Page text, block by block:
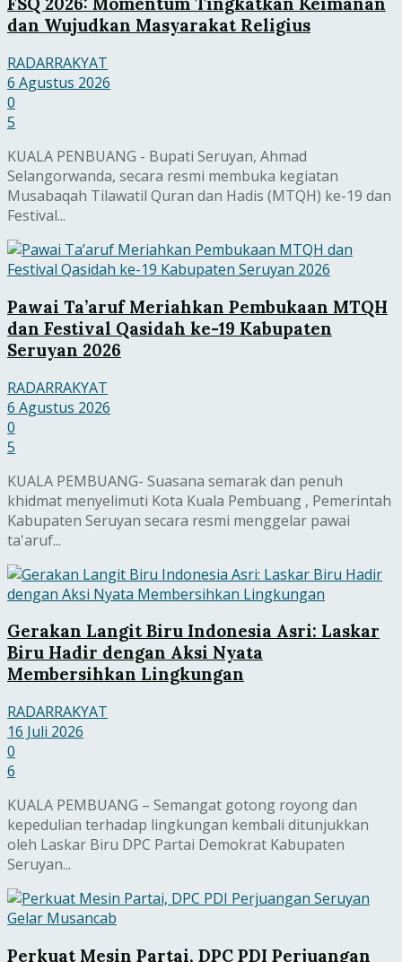
dan Wujudkan Masyarakat Religius
RADARRAKYAT
6 Agustus 2026
0
5
KUALA PENBUANG - Bupati Seruyan, Ahmad
Selangorwanda, secara resmi membuka kegiatan
Musabaqah Tilawatil Quran dan Hadis (MTQH) ke-19 dan
Festival...
Pawai Ta’aruf Meriahkan Pembukaan MTQH
dan Festival Qasidah ke-19 Kabupaten
Seruyan 2026
RADARRAKYAT
6 Agustus 2026
0
5
KUALA PEMBUANG- Suasana semarak dan penuh
khidmat menyelimuti Kota Kuala Pembuang , Pemerintah
Kabupaten Seruyan secara resmi menggelar pawai
ta'aruf...
Gerakan Langit Biru Indonesia Asri: Laskar
Biru Hadir dengan Aksi Nyata
Membersihkan Lingkungan
RADARRAKYAT
16 Juli 2026
0
6
KUALA PEMBUANG – Semangat gotong royong dan
kepedulian terhadap lingkungan kembali ditunjukkan
oleh Laskar Biru DPC Partai Demokrat Kabupaten
Seruyan...
Perkuat Mesin Partai, DPC PDI Perjuangan